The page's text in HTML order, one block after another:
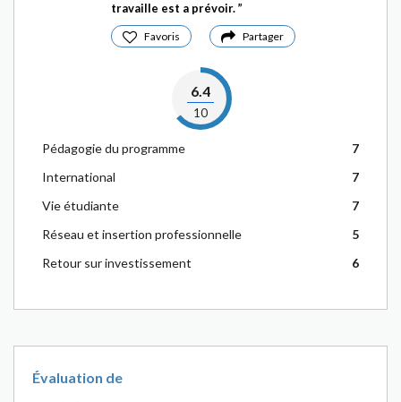
travaille est a prévoir.
Favoris Partager
6.4
10
Pédagogie du programme
7
International
7
Vie étudiante
7
Réseau et insertion professionnelle
5
Retour sur investissement
6
Évaluation de